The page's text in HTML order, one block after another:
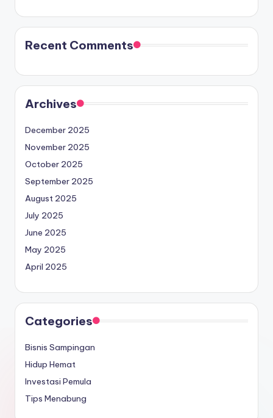
Recent Comments
Archives
December 2025
November 2025
October 2025
September 2025
August 2025
July 2025
June 2025
May 2025
April 2025
Categories
Bisnis Sampingan
Hidup Hemat
Investasi Pemula
Tips Menabung